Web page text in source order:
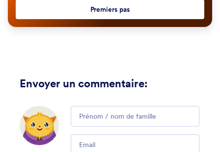
Premiers pas
Envoyer un commentaire:
Comment
Email